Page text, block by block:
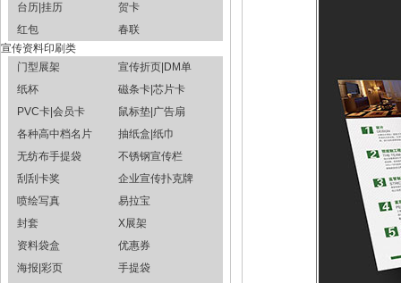
台历|挂历
贺卡
红包
春联
宣传资料印刷类
门型展架
宣传折页|DM单
纸杯
磁条卡|芯片卡
PVC卡|会员卡
鼠标垫|广告扇
各种高中档名片
抽纸盒|纸巾
无纺布手提袋
不锈钢宣传栏
刮刮卡奖
企业宣传扑克牌
喷绘写真
易拉宝
封套
X展架
资料袋盒
优惠券
海报|彩页
手提袋